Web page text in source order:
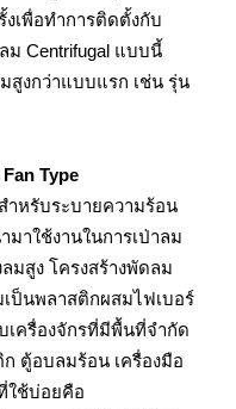
เพื่อทำการติดตั้งกับ
ม Centrifugal แบบนี้
สูงกว่าแบบแรก เช่น รุ่น
Type
ำหรับระบายความร้อน
าใช้งานในการเป่าลม
มสูง โครงสร้างพัดลม
ป็นพลาสติกผสมไฟเบอร์
เครื่องจักรที่มีพื้นที่จำกัด
ก ตู้อบลมร้อน เครื่องมือ
ใช้บ่อยคือ